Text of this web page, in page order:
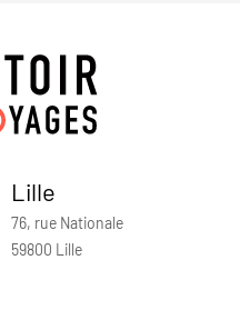
Lille
76, rue Nationale
59800 Lille